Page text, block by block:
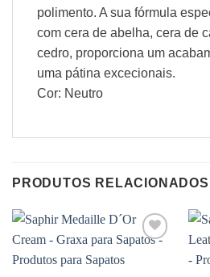
polimento. A sua fórmula
com cera de abelha, cera de
cedro, proporciona um
uma pátina excecionais.
Cor: Neutro
PRODUTOS RELACIONADOS
à wishlist